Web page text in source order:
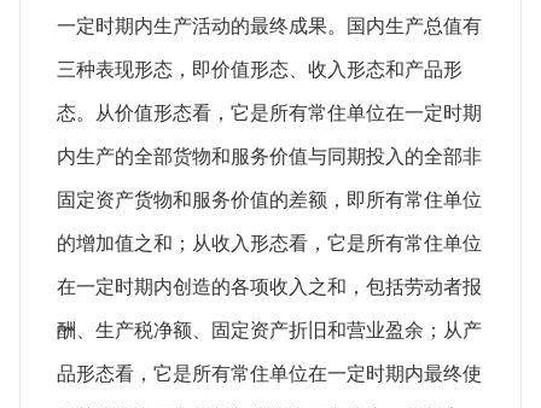
一定时期内生产活动的最终成果。国内生产总值有
三种表现形态，即价值形态、收入形态和产品形
态。从价值形态看，它是所有常住单位在一定时期
内生产的全部货物和服务价值与同期投入的全部非
固定资产货物和服务价值的差额，即所有常住单位
的增加值之和；从收入形态看，它是所有常住单位
在一定时期内创造的各项收入之和，包括劳动者报
酬、生产税净额、固定资产折旧和营业盈余；从产
品形态看，它是所有常住单位在一定时期内最终使